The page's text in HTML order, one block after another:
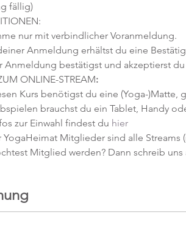
fällig)
nur mit verbindlicher Voranmeldung.
Anmeldung erhältst du eine
Anmeldung bestätigst und akzeptierst
ONLINE-STREAM:
Kurs benötigst du eine (Yoga-)Matte,
brauchst du ein Tablet, Handy
zur Einwahl findest du hier
YogaHeimat Mitglieder sind alle
Mitglied werden? Dann schreib